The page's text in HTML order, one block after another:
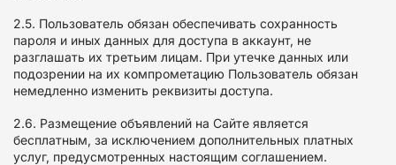
2.5. Пользователь обязан обеспечивать сохранность
пароля и иных данных для доступа в аккаунт, не
разглашать их третьим лицам. При утечке данных или
подозрении на их компрометацию Пользователь обязан
немедленно изменить реквизиты доступа.
2.6. Размещение объявлений на Сайте является
бесплатным, за исключением дополнительных платных
услуг, предусмотренных настоящим соглашением.